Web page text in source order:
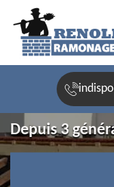
Depuis 3